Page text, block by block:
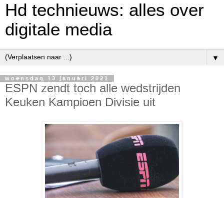
Hd technieuws: alles over
digitale media
▼
woensdag 13 januari 2021
ESPN zendt toch alle wedstrijden
Keuken Kampioen Divisie uit